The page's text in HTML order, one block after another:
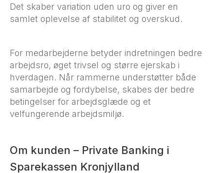
Det skaber variation uden uro og giver en
samlet oplevelse af stabilitet og overskud.
For medarbejderne betyder indretningen bedre
arbejdsro, øget trivsel og større ejerskab i
hverdagen. Når rammerne understøtter både
samarbejde og fordybelse, skabes der bedre
betingelser for arbejdsglæde og et
velfungerende arbejdsmiljø.
Om kunden – Private Banking i
Sparekassen Kronjylland